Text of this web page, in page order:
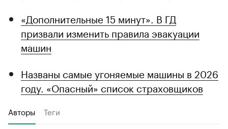
«Дополнительные 15 минут». В ГД
призвали изменить правила эвакуации
машин
Названы самые угоняемые машины в 2026
году. «Опасный» список страховщиков
Авторы Теги